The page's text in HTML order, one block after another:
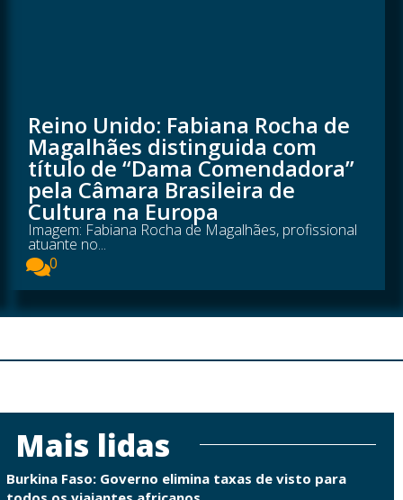
Reino Unido: Fabiana Rocha de
Magalhães distinguida com
título de “Dama Comendadora”
pela Câmara Brasileira de
Cultura na Europa
Imagem: Fabiana Rocha de Magalhães, profissional
atuante no...
0
Mais lidas
Burkina Faso: Governo elimina taxas de visto para